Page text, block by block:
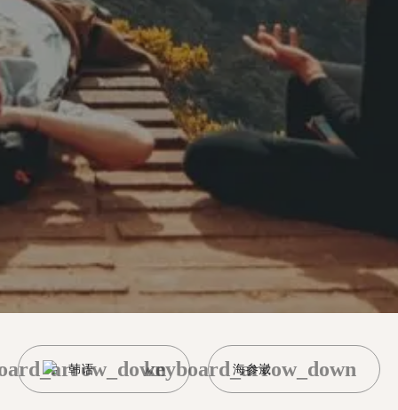
韩语 海参崴
keyboard_arrow_down